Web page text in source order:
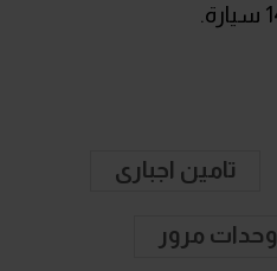
تامين اجبارى
وحدات مرور